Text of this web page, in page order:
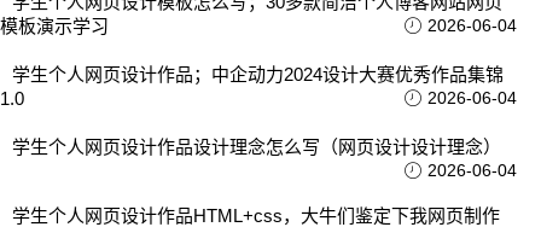
模板演示学习
2026-06-04
学生个人网页设计作品；中企动力2024设计大赛优秀作品集锦
1.0
2026-06-04
学生个人网页设计作品设计理念怎么写（网页设计设计理念）
2026-06-04
学生个人网页设计作品HTML+css，大牛们鉴定下我网页制作